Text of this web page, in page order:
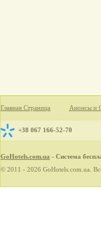
Главная Страница Анонсы и
+38 067 166-52-70
GoHotels.com.ua - Система
© 2011 - 2026 GoHotels.com.ua.